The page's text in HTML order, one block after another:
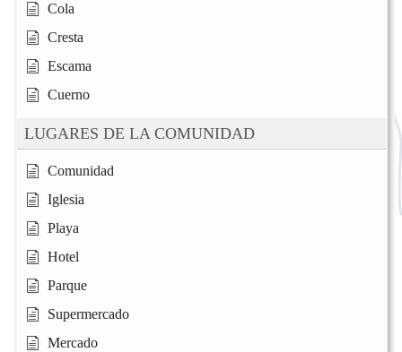
Cola
Cresta
Escama
Cuerno
LUGARES DE LA COMUNIDAD
Comunidad
Iglesia
Playa
Hotel
Parque
Supermercado
Mercado